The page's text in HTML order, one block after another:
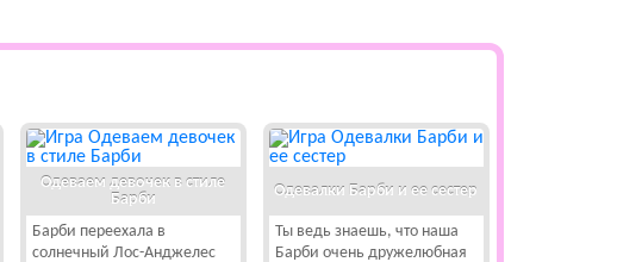
Одеваем девочек в стиле
Барби
Барби переехала в
солнечный Лос-Анджелес
Одевалки Барби и ее сестер
Ты ведь знаешь, что наша
Барби очень дружелюбная